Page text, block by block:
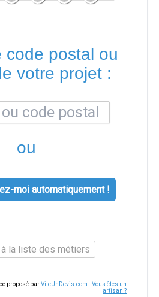
code postal ou
votre projet :
ou
moi automatiquement !
à la liste des métiers
proposé parViteUnDevis.com -Vous êtes un
artisan ?